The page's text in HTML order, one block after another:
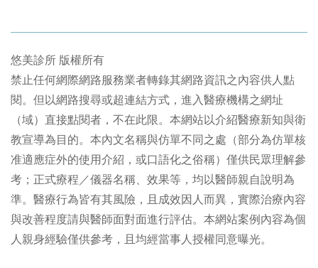
悠美診所 版權所有
禁止任何網際網路服務業者轉錄其網路資訊之內容供人點
閱。但以網路搜尋或超連結方式，進入醫療機構之網址
（域）直接點閱者，不在此限。本網站以介紹醫療新知與衛
教宣導為目的。本內文名稱與仿單不同之處（部分為仿單核
准適應症外的使用介紹，或口語化之俗稱）僅供民眾理解參
考；正式療程／儀器名稱、效果等，均以醫師親自說明為
準。醫療行為皆有其風險，且成效因人而異，實際治療內容
與改善程度請與醫師面對面進行評估。本網站案例內容為個
人親身經驗僅供參考，且均經當事人授權同意曝光。